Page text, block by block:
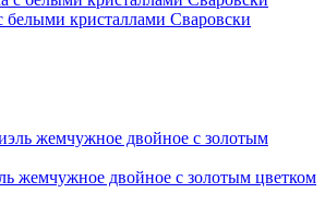
белыми кристаллами Сваровски
жемчужное двойное с золотым цветком